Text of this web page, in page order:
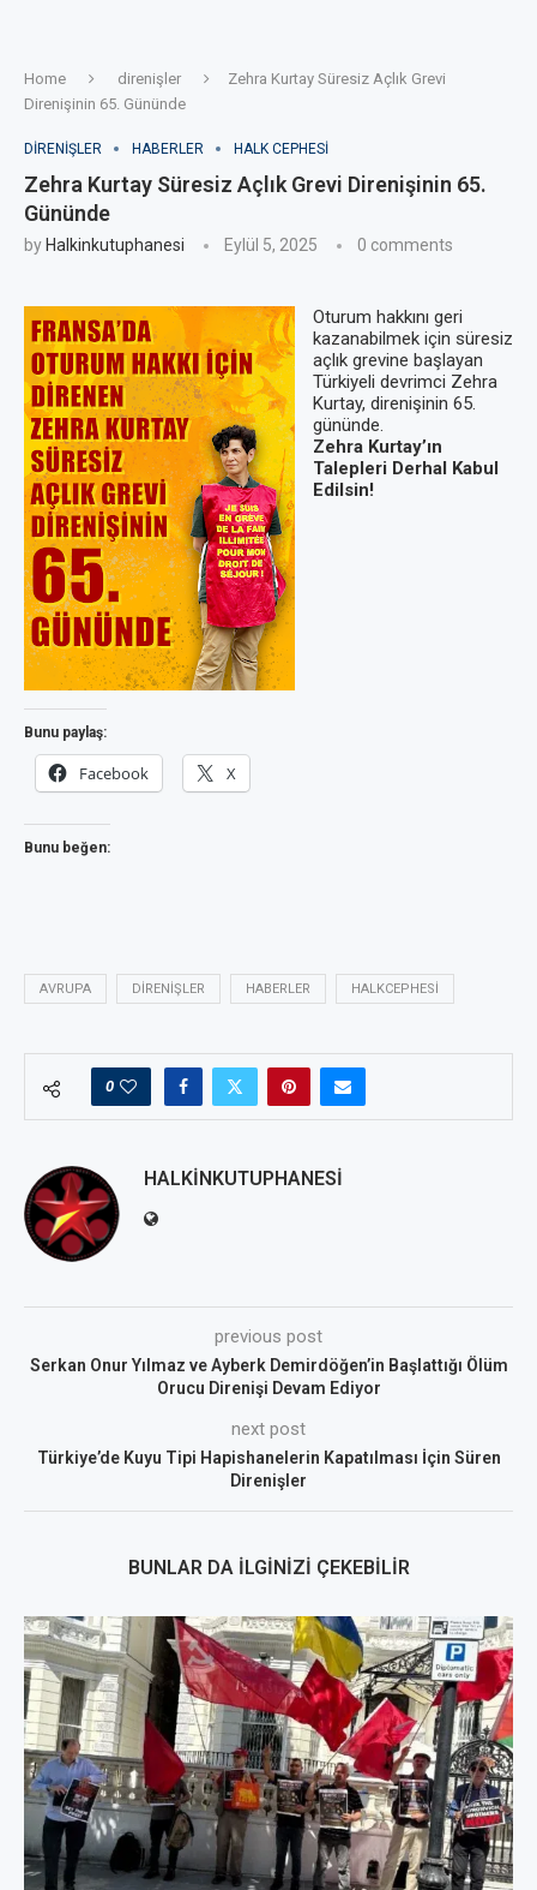
Home direnişler
Zehra Kurtay Süresiz Açlık Grevi
Direnişinin 65. Gününde
DIRENIŞLER HABERLER HALK CEPHESI
Zehra Kurtay Süresiz Açlık Grevi Direnişinin 65.
Gününde
by Halkinkutuphanesi Eylül 5, 2025 0 comments
Oturum hakkını geri
kazanabilmek için süresiz
açlık grevine başlayan
Türkiyeli devrimci Zehra
Kurtay, direnişinin 65.
gününde.
Zehra Kurtay’ın
Talepleri Derhal Kabul
Edilsin!
Bunu paylaş:
Facebook X
Bunu beğen:
AVRUPA DIRENIŞLER HABERLER HALKCEPHESI
0
HALKINKUTUPHANESI
previous post
Serkan Onur Yılmaz ve Ayberk Demirdöğen’in Başlattığı Ölüm
Orucu Direnişi Devam Ediyor
next post
Türkiye’de Kuyu Tipi Hapishanelerin Kapatılması İçin Süren
Direnişler
BUNLAR DA İLGINIZI ÇEKEBILIR